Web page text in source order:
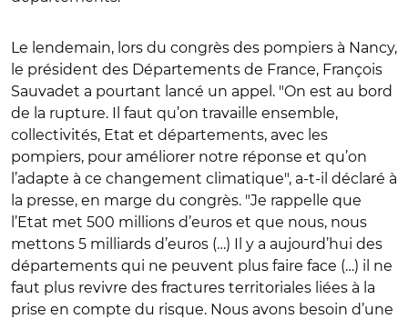
Le lendemain, lors du congrès des pompiers à Nancy,
le président des Départements de France, François
Sauvadet a pourtant lancé un appel. "On est au bord
de la rupture. Il faut qu’on travaille ensemble,
collectivités, Etat et départements, avec les
pompiers, pour améliorer notre réponse et qu’on
l’adapte à ce changement climatique", a-t-il déclaré à
la presse, en marge du congrès. "Je rappelle que
l’Etat met 500 millions d’euros et que nous, nous
mettons 5 milliards d’euros (…) Il y a aujourd’hui des
départements qui ne peuvent plus faire face (…) il ne
faut plus revivre des fractures territoriales liées à la
prise en compte du risque. Nous avons besoin d’une